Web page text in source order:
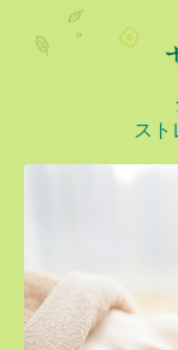
スト